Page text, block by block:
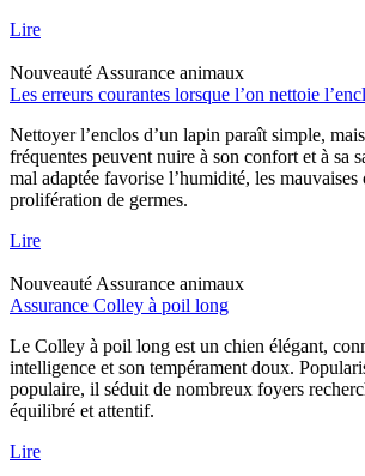
Lire
Nouveauté Assurance animaux
Les erreurs courantes lorsque l’on nettoie
Nettoyer l’enclos d’un lapin paraît simple,
fréquentes peuvent nuire à son confort et à sa
mal adaptée favorise l’humidité, les mauvaises
prolifération de germes.
Lire
Nouveauté Assurance animaux
Assurance Colley à poil long
Le Colley à poil long est un chien élégant,
intelligence et son tempérament doux.
populaire, il séduit de nombreux foyers
équilibré et attentif.
Lire